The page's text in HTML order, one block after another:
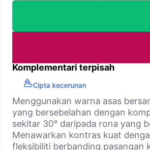
Komplementari terpisah
Cipta kecerunan
Menggunakan warna asas
yang bersebelahan dengan
sekitar 30° daripada rona yang
Menawarkan kontras kuat
fleksibiliti berbanding pasangan